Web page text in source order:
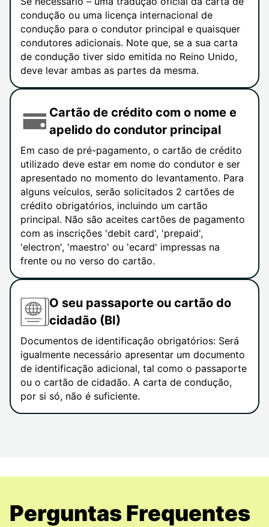
condução ou uma licença internacional de
condução para o condutor principal e quaisquer
condutores adicionais. Note que, se a sua carta
de condução tiver sido emitida no Reino Unido,
deve levar ambas as partes da mesma.
Cartão de crédito com o nome e
apelido do condutor principal
Em caso de pré-pagamento, o cartão de crédito
utilizado deve estar em nome do condutor e ser
apresentado no momento do levantamento. Para
alguns veículos, serão solicitados 2 cartões de
crédito obrigatórios, incluindo um cartão
principal. Não são aceites cartões de pagamento
com as inscrições 'debit card', 'prepaid',
'electron', 'maestro' ou 'ecard' impressas na
frente ou no verso do cartão.
O seu passaporte ou cartão do
cidadão (BI)
Documentos de identificação obrigatórios: Será
igualmente necessário apresentar um documento
de identificação adicional, tal como o passaporte
ou o cartão de cidadão. A carta de condução,
por si só, não é suficiente.
Perguntas Frequentes